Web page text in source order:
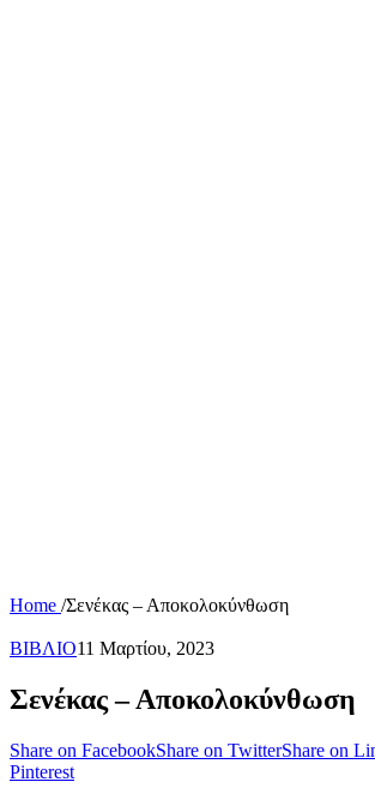
Home /Σενέκας – Αποκολοκύνθωση
ΒΙΒΛΙΟ11 Μαρτίου, 2023
Σενέκας – Αποκολοκύνθωση
Share on FacebookShare on TwitterShare on
Pinterest